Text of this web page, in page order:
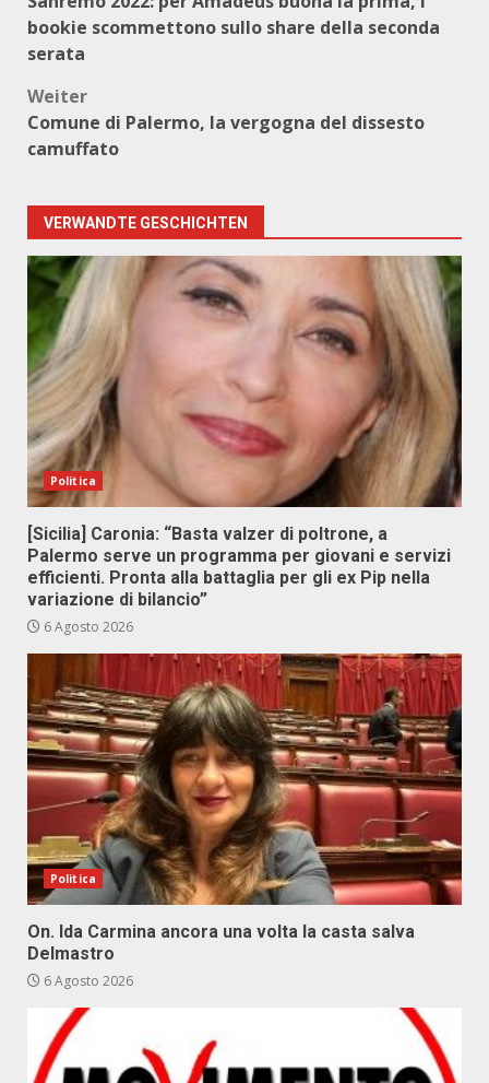
bookie scommettono sullo share della seconda
serata
Weiter
Comune di Palermo, la vergogna del dissesto
camuffato
VERWANDTE GESCHICHTEN
Politica
[Sicilia] Caronia: “Basta valzer di poltrone, a
Palermo serve un programma per giovani e servizi
efficienti. Pronta alla battaglia per gli ex Pip nella
variazione di bilancio”
6 Agosto 2026
Politica
On. Ida Carmina ancora una volta la casta salva
Delmastro
6 Agosto 2026